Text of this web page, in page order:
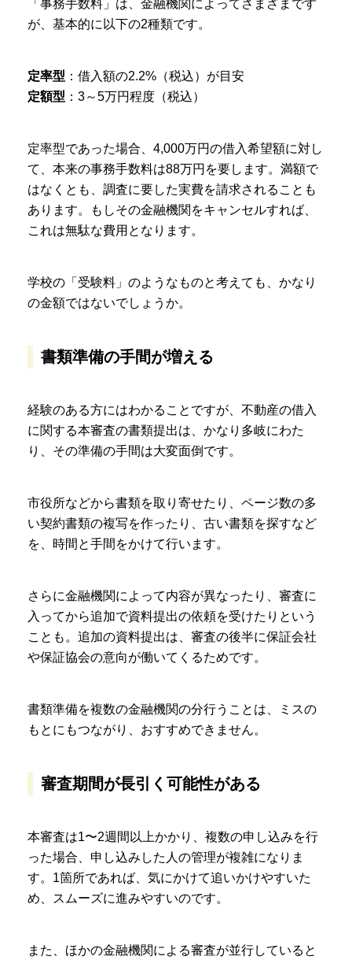
「事務手数料」は、金融機関によってさまざまです
が、基本的に以下の2種類です。
定率型 ：借入額の2.2%（税込）が目安
定額型 ：3～5万円程度（税込）
定率型であった場合、4,000万円の借入希望額に対し
て、本来の事務手数料は88万円を要します。満額で
はなくとも、調査に要した実費を請求されることも
あります。もしその金融機関をキャンセルすれば、
これは無駄な費用となります。
学校の「受験料」のようなものと考えても、かなり
の金額ではないでしょうか。
書類準備の手間が増える
経験のある方にはわかることですが、不動産の借入
に関する本審査の書類提出は、かなり多岐にわた
り、その準備の手間は大変面倒です。
市役所などから書類を取り寄せたり、ページ数の多
い契約書類の複写を作ったり、古い書類を探すなど
を、時間と手間をかけて行います。
さらに金融機関によって内容が異なったり、審査に
入ってから追加で資料提出の依頼を受けたりという
ことも。追加の資料提出は、審査の後半に保証会社
や保証協会の意向が働いてくるためです。
書類準備を複数の金融機関の分行うことは、ミスの
もとにもつながり、おすすめできません。
審査期間が長引く可能性がある
本審査は1〜2週間以上かかり、複数の申し込みを行
った場合、申し込みした人の管理が複雑になりま
す。1箇所であれば、気にかけて追いかけやすいた
め、スムーズに進みやすいのです。
また、ほかの金融機関による審査が並行していると